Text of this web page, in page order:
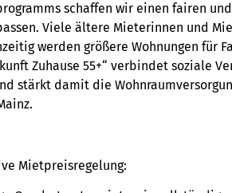
schaffen wir einen fairen
Viele ältere Mieterinnen und
werden größere Wohnungen für
Zuhause 55+“ verbindet soziale
stärkt damit die
Mietpreisregelung: